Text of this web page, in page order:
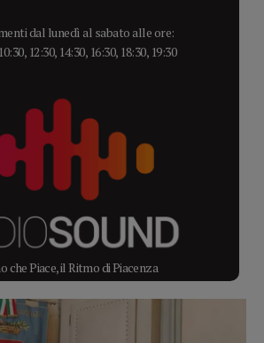
dal lunedì al sabato alle ore:
12:30, 14:30, 16:30, 18:30, 19:30
che Piace, il Ritmo di Piacenza